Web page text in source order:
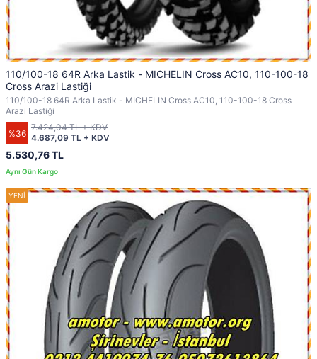
110/100-18 64R Arka Lastik - MICHELIN Cross AC10, 110-100-18
Cross Arazi Lastiği
110/100-18 64R Arka Lastik - MICHELIN Cross AC10, 110-100-18 Cross
Arazi Lastiği
%36
5.530,76 TL
4.687,09 TL + KDV
7.424,04 TL + KDV